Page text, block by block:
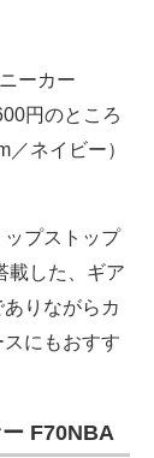
ーカー
円のところ
ネイビー）
プストップ
載した、ギア
りながらカ
にもおすす
F70NBA